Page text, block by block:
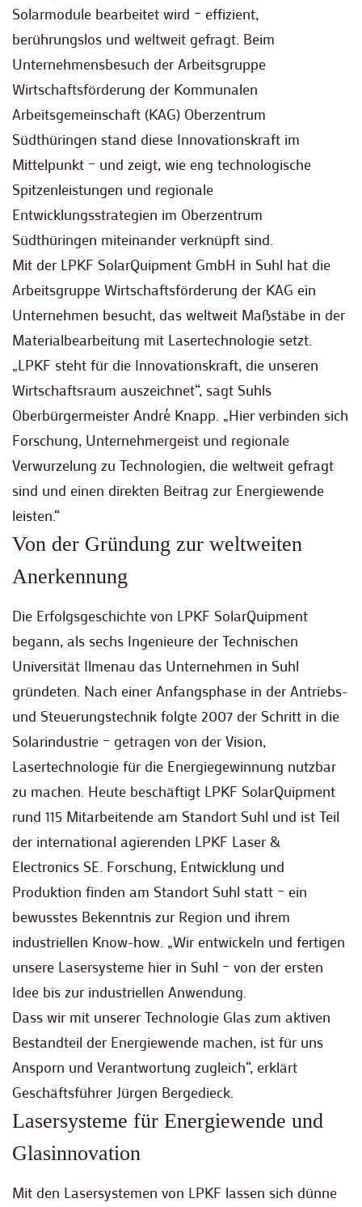
Solarmodule bearbeitet wird – effizient,
berührungslos und weltweit gefragt. Beim
Unternehmensbesuch der Arbeitsgruppe
Wirtschaftsförderung der Kommunalen
Arbeitsgemeinschaft (KAG) Oberzentrum
Südthüringen stand diese Innovationskraft im
Mittelpunkt – und zeigt, wie eng technologische
Spitzenleistungen und regionale
Entwicklungsstrategien im Oberzentrum
Südthüringen miteinander verknüpft sind.
Mit der LPKF SolarQuipment GmbH in Suhl hat die
Arbeitsgruppe Wirtschaftsförderung der KAG ein
Unternehmen besucht, das weltweit Maßstäbe in der
Materialbearbeitung mit Lasertechnologie setzt.
„LPKF steht für die Innovationskraft, die unseren
Wirtschaftsraum auszeichnet“, sagt Suhls
Oberbürgermeister André Knapp. „Hier verbinden sich
Forschung, Unternehmergeist und regionale
Verwurzelung zu Technologien, die weltweit gefragt
sind und einen direkten Beitrag zur Energiewende
leisten.“
Von der Gründung zur weltweiten
Anerkennung
Die Erfolgsgeschichte von LPKF SolarQuipment
begann, als sechs Ingenieure der Technischen
Universität Ilmenau das Unternehmen in Suhl
gründeten. Nach einer Anfangsphase in der Antriebs-
und Steuerungstechnik folgte 2007 der Schritt in die
Solarindustrie – getragen von der Vision,
Lasertechnologie für die Energiegewinnung nutzbar
zu machen. Heute beschäftigt LPKF SolarQuipment
rund 115 Mitarbeitende am Standort Suhl und ist Teil
der international agierenden LPKF Laser &
Electronics SE. Forschung, Entwicklung und
Produktion finden am Standort Suhl statt – ein
bewusstes Bekenntnis zur Region und ihrem
industriellen Know-how. „Wir entwickeln und fertigen
unsere Lasersysteme hier in Suhl – von der ersten
Idee bis zur industriellen Anwendung.
Dass wir mit unserer Technologie Glas zum aktiven
Bestandteil der Energiewende machen, ist für uns
Ansporn und Verantwortung zugleich“, erklärt
Geschäftsführer Jürgen Bergedieck.
Lasersysteme für Energiewende und
Glasinnovation
Mit den Lasersystemen von LPKF lassen sich dünne